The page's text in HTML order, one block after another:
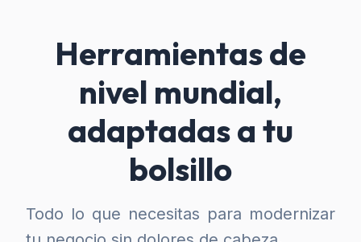
Herramientas de
nivel mundial,
adaptadas a tu
bolsillo
Todo lo que necesitas para modernizar